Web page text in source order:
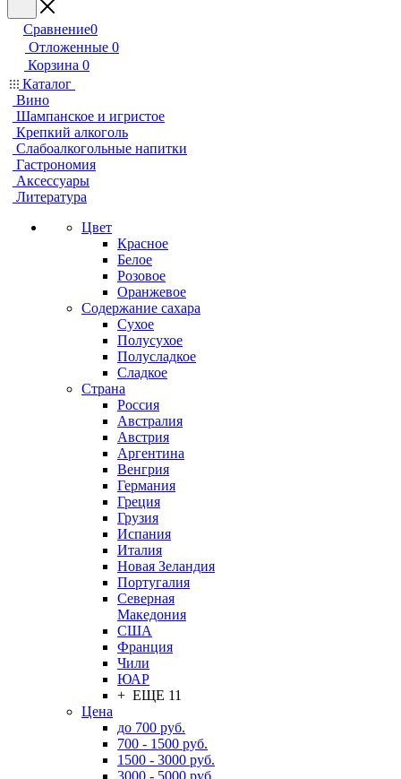
Сравнение0
Отложенные 0
Корзина 0
Каталог
Вино
Шампанское и игристое
Крепкий алкоголь
Слабоалкогольные напитки
Гастрономия
Аксессуары
Литература
Цвет
Красное
Белое
Розовое
Оранжевое
Содержание сахара
Сухое
Полусухое
Полусладкое
Сладкое
Страна
Россия
Австралия
Австрия
Аргентина
Венгрия
Германия
Греция
Грузия
Испания
Италия
Новая Зеландия
Португалия
Северная
Македония
США
Франция
Чили
ЮАР
+ ЕЩЕ 11
Цена
до 700 руб.
700 - 1500 руб.
1500 - 3000 руб.
3000 - 5000 руб.